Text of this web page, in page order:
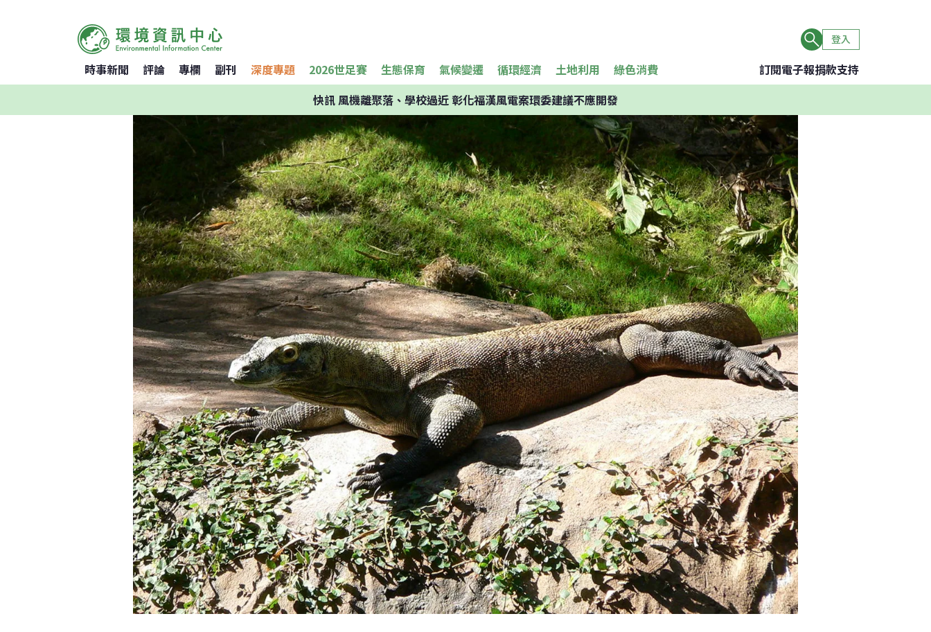
登入
時事新聞 評論 專欄 副刊 深度專題 2026世足賽 生態保育 氣候變遷 循環經濟 土地利用 綠色消費 訂閱電子報捐款支持
快訊風機離聚落、學校過近 彰化福漢風電案環委建議不應開發